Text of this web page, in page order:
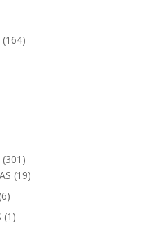
(164)
(301)
(19)
(6)
(1)